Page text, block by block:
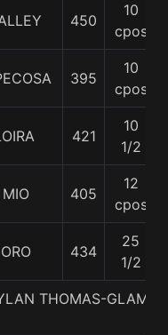
450
10
cpos
395
10
cpos
421
10
1/2
405
12
cpos
434
25
1/2
THOMAS-